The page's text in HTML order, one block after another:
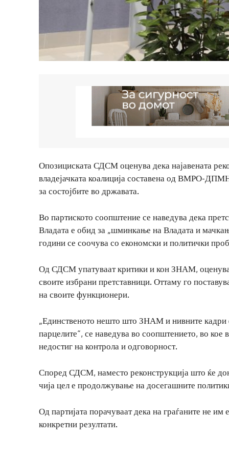
Опозициската СДСМ оценува дека најавената
владејачката коалиција составена од ВМРО-
за состојбите во државата.
Во партиското соопштение се наведува дека
Владата е обид за „шминкање на Владата и
години се соочува со економски и политички
Од СДСМ упатуваат критики и кон ЗНАМ,
своите избрани претставници. Оттаму го
на своите функционери.
„Единственото нешто што ЗНАМ и нивните кадри
парцелите“, се наведува во соопштението, во кое
недостиг на контрола и одговорност.
Според СДСМ, наместо реконструкција што ќе
чија цел е продолжување на досегашните
Од партијата порачуваат дека на граѓаните не
конкретни резултати.